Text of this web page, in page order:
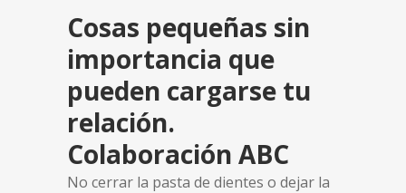
Cosas pequeñas sin
importancia que
pueden cargarse tu
relación.
Colaboración ABC
No cerrar la pasta de dientes o dejar la